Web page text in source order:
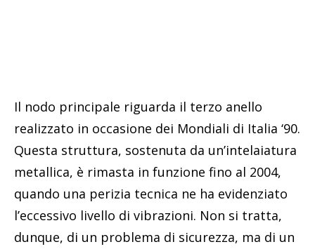
Il nodo principale riguarda il terzo anello
realizzato in occasione dei Mondiali di Italia ‘90.
Questa struttura, sostenuta da un’intelaiatura
metallica, è rimasta in funzione fino al 2004,
quando una perizia tecnica ne ha evidenziato
l’eccessivo livello di vibrazioni. Non si tratta,
dunque, di un problema di sicurezza, ma di un